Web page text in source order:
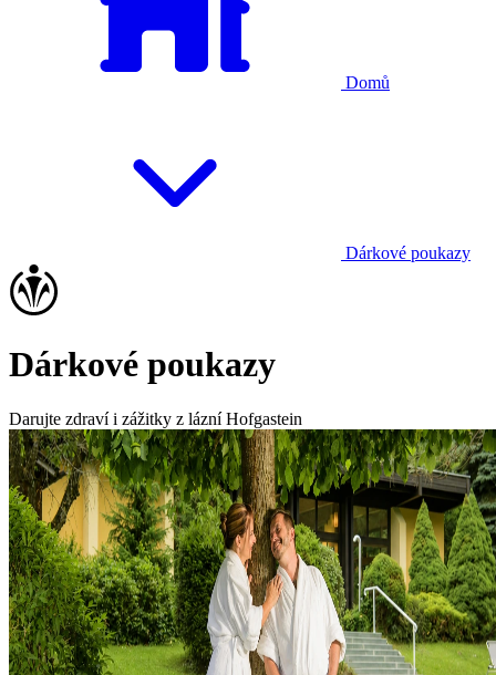
Domů
Dárkové poukazy
Dárkové poukazy
Darujte zdraví i zážitky z lázní Hofgastein